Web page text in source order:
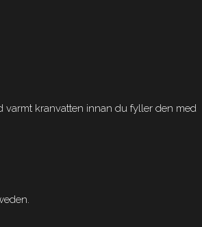
varmt kranvatten innan du fyller den med